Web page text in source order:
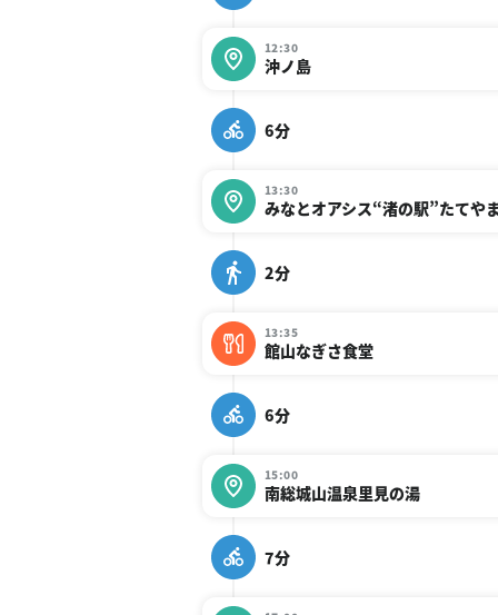
12:30
沖ノ島
6分
13:30
みなとオアシス“渚の駅”たてや
2分
13:35
館山なぎさ食堂
6分
15:00
南総城山温泉里見の湯
7分